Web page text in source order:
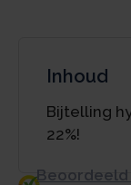
Inhoud
Bijtelling
22%!
Beoordeeld